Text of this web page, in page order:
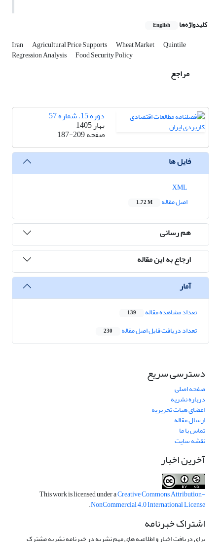
کلیدواژه‌ها English
Iran Agricultural Price Supports Wheat Market Quintile
Regression Analysis Food Security Policy
مراجع
دوره 15، شماره 57
بهار 1405
صفحه187-209
فایل ها
اصل مقاله
1.72 M
هم رسانی
ارجاع به این مقاله
آمار
تعداد مشاهده مقاله 139
تعداد دریافت فایل اصل مقاله 230
دسترسی سریع
صفحه اصلی
درباره نشریه
اعضای هیات تحریریه
ارسال مقاله
تماس با ما
نقشه سایت
آخرین اخبار
This work is licensed under aCreative Commons Attribution-
NonCommercial 4.0 International License
.
اشتراک خبرنامه
برای دریافت اخبار و اطلاعیه های مهم نشریه در خبرنامه نشریه مشترک